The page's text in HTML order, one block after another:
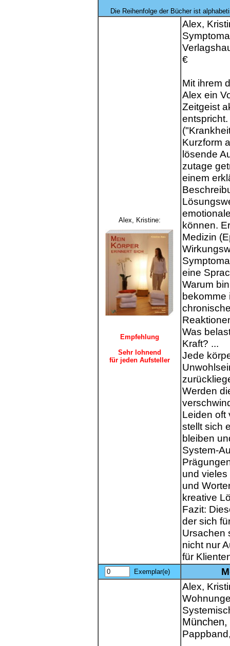
Die Reihenfolge der Bücher ist
Alex, Kristine:
Empfehlung
Sehr lohnend
für jeden Aufsteller
Alex,
€
Mit ihrem
Alex ein
Zeitgeist
Kurzform
lösende
zutage
einem
können.
Medizin
eine
Warum
bekomme
Was
Kraft? ...
Jede
Werden
Leiden oft
stellt sich
bleiben
System-
und
und
kreative
Fazit:
der sich
Ursachen
nicht nur
für
Exemplar(e)
Alex,